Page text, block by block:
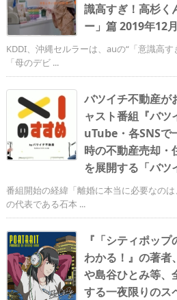
識高すぎ！高杉く
ー」篇 2019年12
KDDI、沖縄セルラーは、auの“「意識高
「母のデビ ...
バツイチ不動産が
ャスト番組『バツ
uTube・各SNSで
時の不動産売却・
を展開する「バツ
番組開始の経緯「離婚に本当に必要なのは
の代表である石本 ...
『「シティポッ
わかる！』の著者
や島谷ひとみ等、
する一夜限りのス